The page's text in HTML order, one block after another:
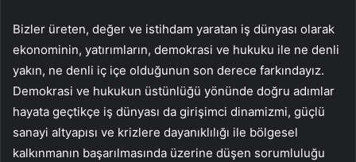
Bizler üreten, değer ve istihdam yaratan iş dünyası olarak
ekonominin, yatırımların, demokrasi ve hukuku ile ne denli
yakın, ne denli iç içe olduğunun son derece farkındayız.
Demokrasi ve hukukun üstünlüğü yönünde doğru adımlar
hayata geçtikçe iş dünyası da girişimci dinamizmi, güçlü
sanayi altyapısı ve krizlere dayanıklılığı ile bölgesel
kalkınmanın başarılmasında üzerine düşen sorumluluğu